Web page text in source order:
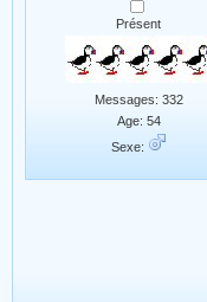
Présent
Messages: 332
Age: 54
Sexe: